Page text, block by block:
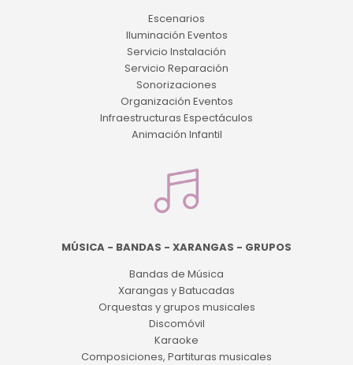
Escenarios
Iluminación Eventos
Servicio Instalación
Servicio Reparación
Sonorizaciones
Organización Eventos
Infraestructuras Espectáculos
Animación Infantil
MÚSICA - BANDAS - XARANGAS - GRUPOS
Bandas de Música
Xarangas y Batucadas
Orquestas y grupos musicales
Discomóvil
Karaoke
Composiciones, Partituras musicales